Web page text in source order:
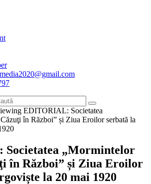
„Mormintelor
în Război” și Ziua Eroilor
la 20 mai 1920